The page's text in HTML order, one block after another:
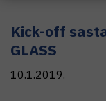
Kick-off
GLASS
10.1.2019.